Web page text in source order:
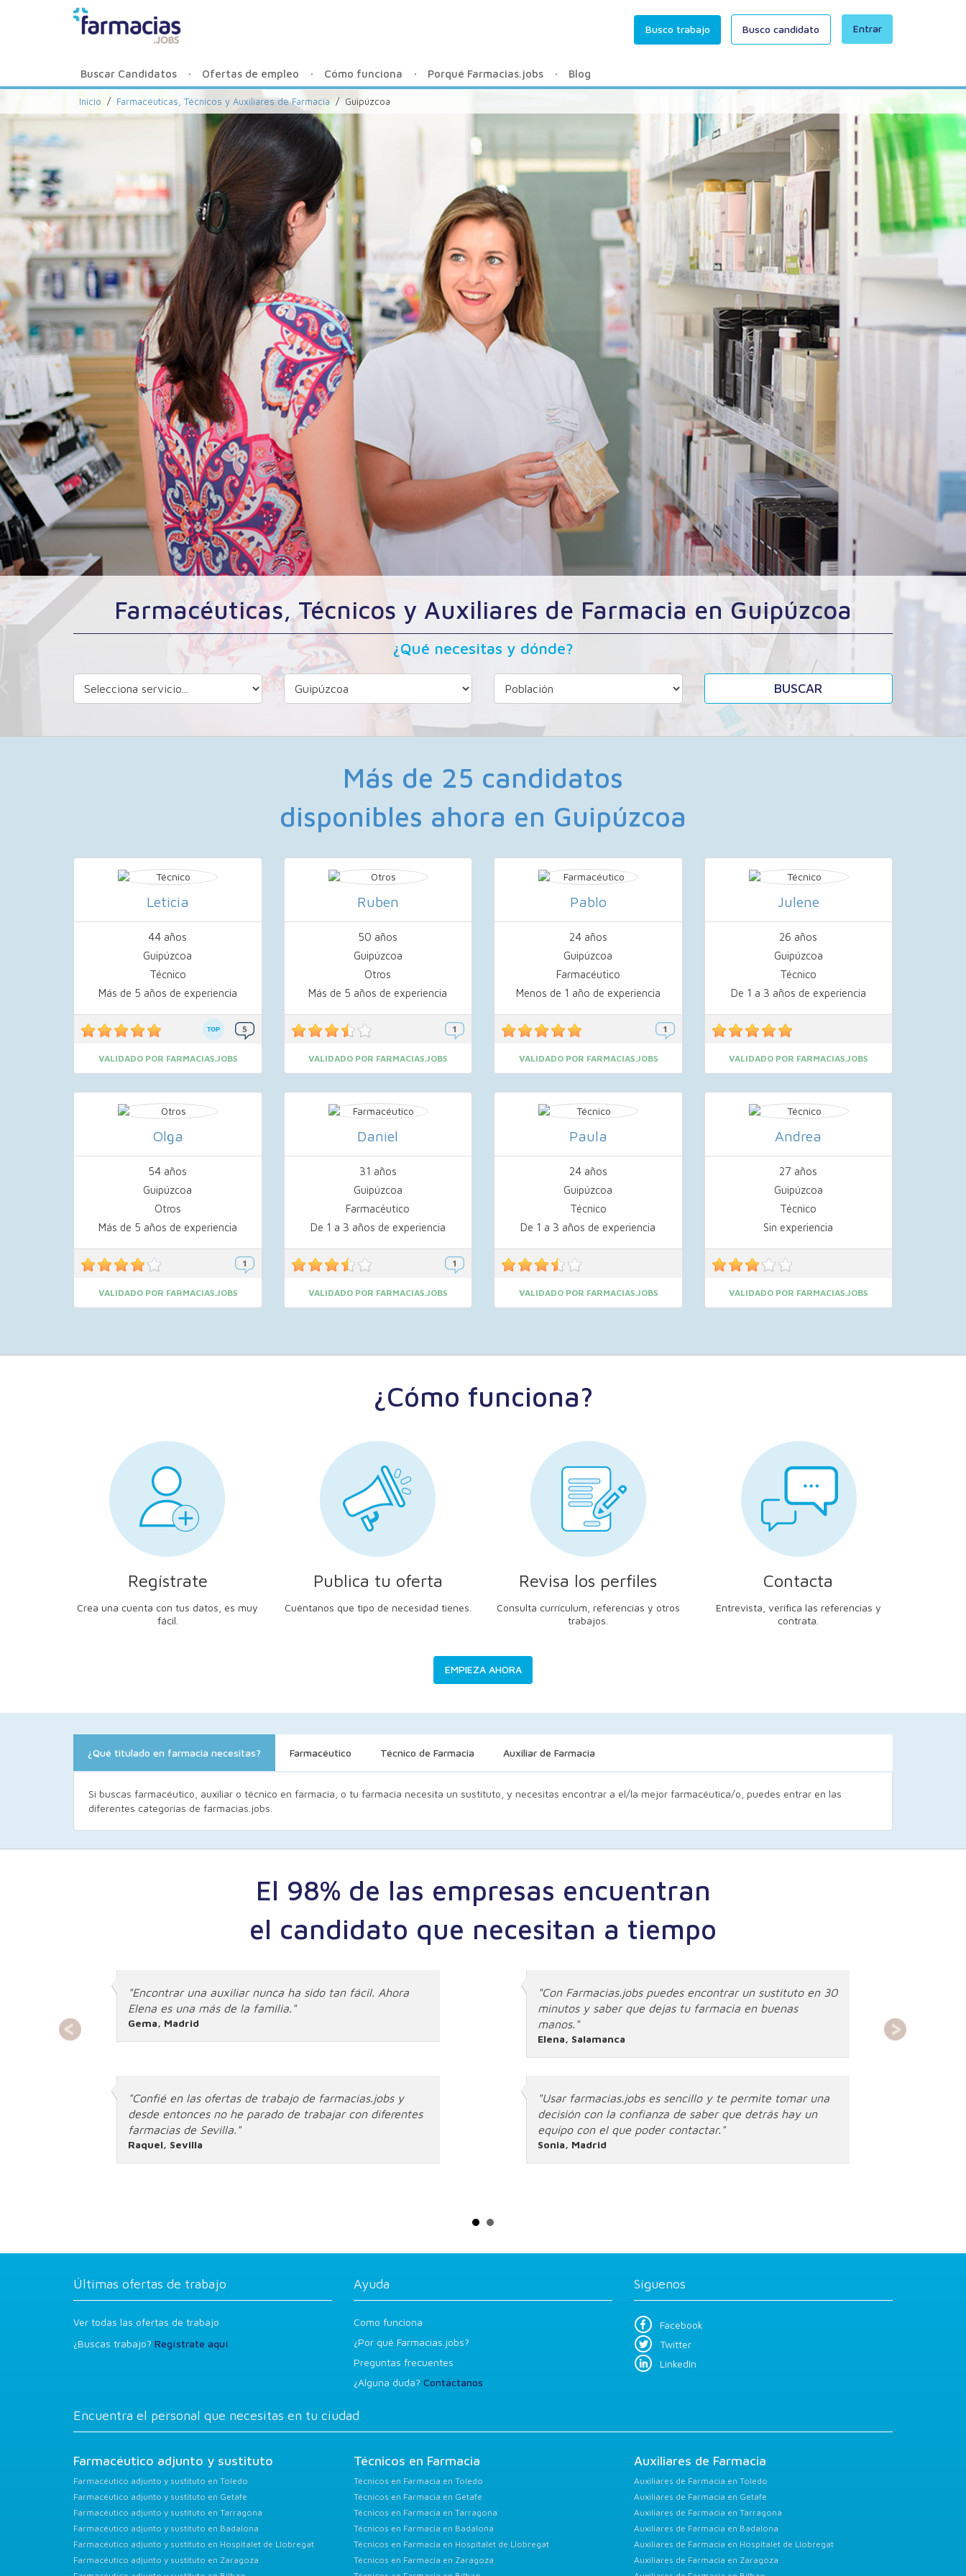
Entrar
Busco trabajo Busco candidato
Buscar Candidatos Ofertas de empleo Cómo funciona Porqué Farmacias.jobs Blog
Inicio / Farmacéuticas, Técnicos y Auxiliares de Farmacia / Guipúzcoa
Farmacéuticas, Técnicos y Auxiliares de Farmacia en Guipúzcoa
¿Qué necesitas y dónde?
BUSCAR
Más de 25 candidatos
disponibles ahora en Guipúzcoa
Leticia
44 años
Guipúzcoa
Técnico
Más de 5 años de experiencia
VALIDADO POR FARMACIAS.JOBS
Ruben
50 años
Guipúzcoa
Otros
Más de 5 años de experiencia
VALIDADO POR FARMACIAS.JOBS
Pablo
24 años
Guipúzcoa
Farmacéutico
Menos de 1 año de experiencia
VALIDADO POR FARMACIAS.JOBS
Julene
26 años
Guipúzcoa
Técnico
De 1 a 3 años de experiencia
VALIDADO POR FARMACIAS.JOBS
Olga
54 años
Guipúzcoa
Otros
Más de 5 años de experiencia
VALIDADO POR FARMACIAS.JOBS
Daniel
31 años
Guipúzcoa
Farmacéutico
De 1 a 3 años de experiencia
VALIDADO POR FARMACIAS.JOBS
Paula
24 años
Guipúzcoa
Técnico
De 1 a 3 años de experiencia
VALIDADO POR FARMACIAS.JOBS
Andrea
27 años
Guipúzcoa
Técnico
Sin experiencia
VALIDADO POR FARMACIAS.JOBS
¿Cómo funciona?
Regístrate
Crea una cuenta con tus datos, es muy
fácil.
Publica tu oferta
Cuéntanos que tipo de necesidad tienes.
Revisa los perfiles
Consulta currículum, referencias y otros
trabajos.
Contacta
Entrevista, verifica las referencias y
contrata.
EMPIEZA AHORA
¿Qué titulado en farmacia necesitas? Farmacéutico Técnico de Farmacia Auxiliar de Farmacia
Si buscas farmacéutico, auxiliar o técnico en farmacia, o tu farmacia necesita un sustituto, y necesitas encontrar a el/la mejor farmacéutica/o, puedes entrar en las
diferentes categorías de farmacias.jobs.
El 98% de las empresas encuentran
el candidato que necesitan a tiempo
"Encontrar una auxiliar nunca ha sido tan fácil. Ahora
Elena es una más de la familia."
Gema, Madrid
"Con Farmacias.jobs puedes encontrar un sustituto en 30
minutos y saber que dejas tu farmacia en buenas
manos."
Elena, Salamanca
"Confié en las ofertas de trabajo de farmacias.jobs y
desde entonces no he parado de trabajar con diferentes
farmacias de Sevilla."
Raquel, Sevilla
"Usar farmacias.jobs es sencillo y te permite tomar una
decisión con la confianza de saber que detrás hay un
equipo con el que poder contactar."
Sonia, Madrid
Últimas ofertas de trabajo
Ver todas las ofertas de trabajo
¿Buscas trabajo? Regístrate aquí
Ayuda
Como funciona
¿Por qué Farmacias.jobs?
Preguntas frecuentes
¿Alguna duda? Contáctanos
Síguenos
Facebook
Twitter
LinkedIn
Encuentra el personal que necesitas en tu ciudad
Farmacéutico adjunto y sustituto
Farmacéutico adjunto y sustituto en Toledo
Farmacéutico adjunto y sustituto en Getafe
Farmacéutico adjunto y sustituto en Tarragona
Farmacéutico adjunto y sustituto en Badalona
Farmacéutico adjunto y sustituto en Hospitalet de Llobregat
Farmacéutico adjunto y sustituto en Zaragoza
Técnicos en Farmacia
Técnicos en Farmacia en Toledo
Técnicos en Farmacia en Getafe
Técnicos en Farmacia en Tarragona
Técnicos en Farmacia en Badalona
Técnicos en Farmacia en Hospitalet de Llobregat
Técnicos en Farmacia en Zaragoza
Auxiliares de Farmacia
Auxiliares de Farmacia en Toledo
Auxiliares de Farmacia en Getafe
Auxiliares de Farmacia en Tarragona
Auxiliares de Farmacia en Badalona
Auxiliares de Farmacia en Hospitalet de Llobregat
Auxiliares de Farmacia en Zaragoza